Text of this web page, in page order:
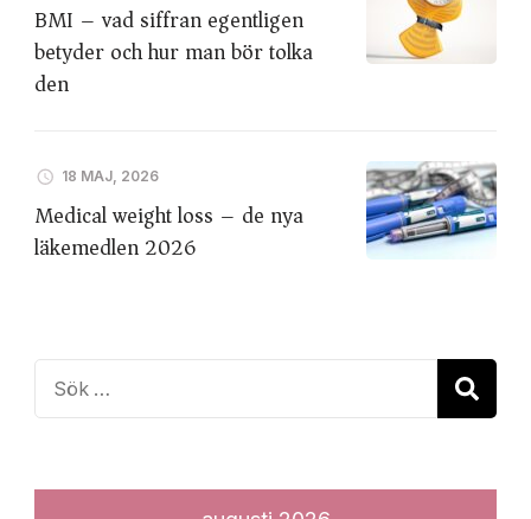
BMI – vad siffran egentligen
betyder och hur man bör tolka
den
18 MAJ, 2026
Medical weight loss – de nya
läkemedlen 2026
Sök
efter: